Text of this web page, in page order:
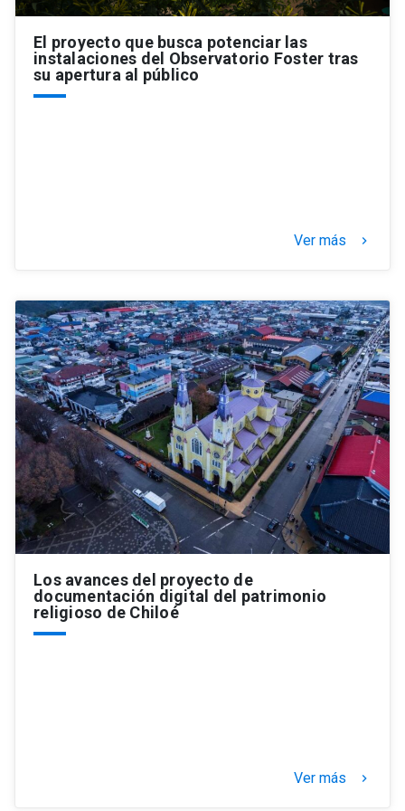
El proyecto que busca potenciar las
instalaciones del Observatorio Foster tras
su apertura al público
Ver más keyboard_arrow_right
Los avances del proyecto de
documentación digital del patrimonio
religioso de Chiloé
Ver más keyboard_arrow_right